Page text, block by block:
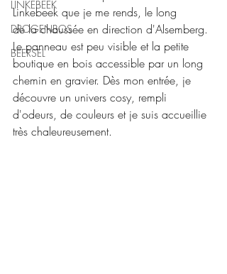
LINKEBEEK
DROGENBOS
BEERSEL
Linkebeek que je me rends, le long
de la chaussée en direction d'Alsemberg.
Le panneau est peu visible et la petite
boutique en bois accessible par un long
chemin en gravier. Dès mon entrée, je
découvre un univers cosy, rempli
d'odeurs, de couleurs et je suis accueillie
très chaleureusement.